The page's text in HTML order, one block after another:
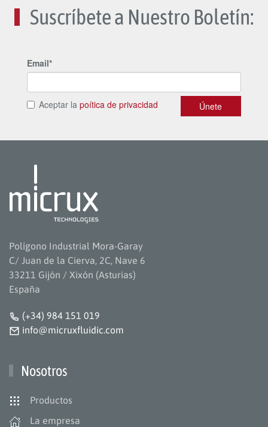
Suscríbete a Nuestro Boletín:
Polígono Industrial Mora-Garay
C/ Juan de la Cierva, 2C, Nave 6
33211 Gijón / Xixón (Asturias)
España
(+34) 984 151 019
info@micruxfluidic.com
Nosotros
Productos
La empresa